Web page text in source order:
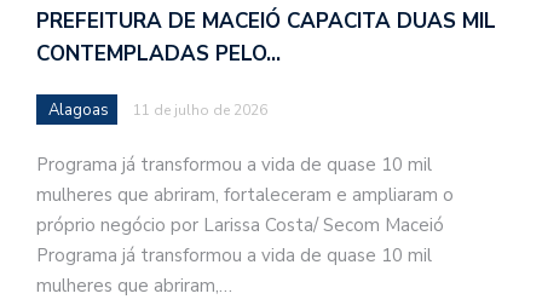
PREFEITURA DE MACEIÓ CAPACITA DUAS MIL
CONTEMPLADAS PELO…
Alagoas 11 de julho de 2026
Programa já transformou a vida de quase 10 mil
mulheres que abriram, fortaleceram e ampliaram o
próprio negócio por Larissa Costa/ Secom Maceió
Programa já transformou a vida de quase 10 mil
mulheres que abriram,…